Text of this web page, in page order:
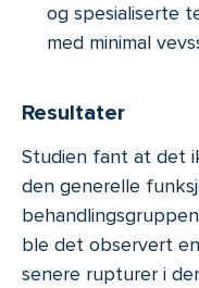
og spesialiserte
med minimal
Resultater
Studien fant at det
den generelle
ble det observert
senere rupturer i